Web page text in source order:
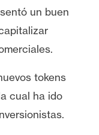
un buen
tokens
cual ha ido